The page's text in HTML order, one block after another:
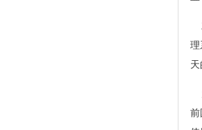
理
前